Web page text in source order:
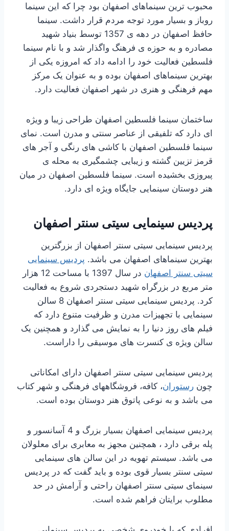
محبوب ترین سینماهای اصفهان بود چرا که این سینما
روباز و بسیار مورد توجه مردم قرار داشت. سینما
حافظ اصفهان در دهه ی 1357 توسط بنیاد شهید
مصادره و به حوزه ی فرهنگ واگذار شد و با نام سینما
فلسطین فعالیت خود را ادامه داد که امروزه یکی از
بهترین سینماهای اصفهان بوده و به عنوان یک مرکز
مهم فرهنگی و هنری در شهر اصفهان فعالیت دارد.
ساختمان سینما فلسطین اصفهان طراحی زیبا و ویژه
ای دارد که تلفیقی از عناصر سنتی و مدرن است. نمای
سینما فلسطین اصفهان با کاشی های رنگی و آجر های
قرمز تزیین گشته و زیبایی چشمگیری به محله ی
پیروزی بخشیده است. سینما فلسطین اصفهان در میان
هنر دوستان سینمایی جایگاه ویژه ای دارد.
پردیس سینمایی سیتی سنتر اصفهان
پردیس سینمایی سیتی سنتر اصفهان از بزرگترین
بهترین سینماهای اصفهان می باشد. پردیس سینمایی
سیتی سنتر اصفهان
در سال 1397 با مساحت 12 هزار
متر مربع در بزرگراه شهید دستجردی شروع به فعالیت
کرد. پردیس سینمایی سیتی سنتر اصفهان 8 سالن
سینمایی با تجهیزات مدرن و ظرفیت متنوع دارد که
فیلم های روز دنیا را به نمایش می گذارد و همچنین یک
سالن ویژه ی کنسرت های موسیقی را داراست.
پردیس سینمایی سیتی سنتر اصفهان دارای امکاناتی
چون رستوران، کافه، فروشگاههای فرهنگی و شهر کتاب
می باشد و به نوعی پاتوق هنر دوستان بوده است.
پردیس سینمایی اصفهان بسیار بزرگ و 4 آسانسور و
پله برقی دارد ، همچنین مجهز به معابری برای معلولان
می باشد. سیستم تهویه در این سالن های سینمایی
سیتی سنتر بسیار قوی بوده و باید گفت که در پردیس
سینمای سیتی سنتر اصفهان راحتی و آرامش در حد
مطلوب برایتان فراهم شده است.